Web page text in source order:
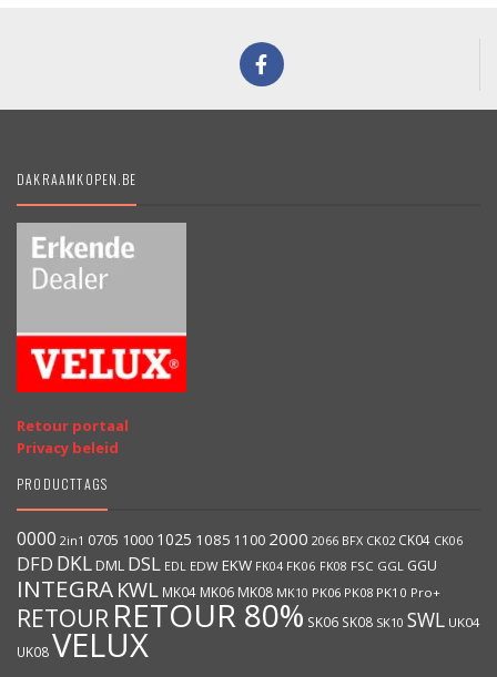
DAKRAAMKOPEN.BE
Retour portaal
Privacy beleid
PRODUCTTAGS
0000 2in1 0705 1000 1025 1085 1100 2000 2066 BFX CK02 CK04 CK06
DFD DKL DML DSL EDL EDW EKW FK04 FK06 FK08 FSC GGL GGU
INTEGRA KWL MK04 MK06 MK08 MK10 PK06 PK08 PK10 Pro+
RETOUR RETOUR 80% SK06 SK08 SK10 SWL UK04
UK08VELUX